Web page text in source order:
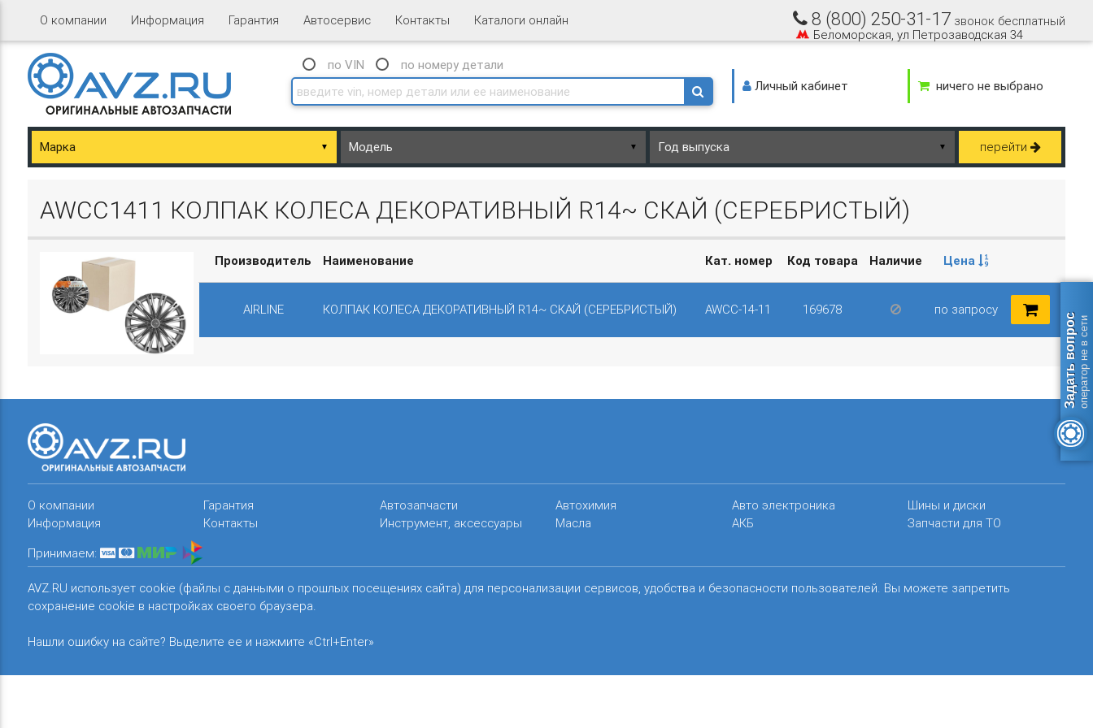
О компании Информация Гарантия Автосервис Контакты Каталоги онлайн
Basket.php
8 (800) 250-31-17 звонок бесплатный
Беломорская, ул Петрозаводская 34
по VIN
по номеру детали
Личный кабинет
ничего не выбрано
▼ ▼ ▼ перейти
AWCC1411 КОЛПАК КОЛЕСА ДЕКОРАТИВНЫЙ R14~ СКАЙ (СЕРЕБРИСТЫЙ)
Производитель Наименование Кат. номер Код товара Наличие Цена
AIRLINE КОЛПАК КОЛЕСА ДЕКОРАТИВНЫЙ R14~ СКАЙ (СЕРЕБРИСТЫЙ) AWCC-14-11 169678 по запросу
О компании
Информация
Гарантия
Контакты
Автозапчасти
Инструмент, аксессуары
Автохимия
Масла
Авто электроника
АКБ
Шины и диски
Запчасти для ТО
Принимаем:
AVZ.RU использует cookie (файлы с данными о прошлых посещениях сайта) для персонализации сервисов, удобства и безопасности пользователей. Вы можете запретить
сохранение cookie в настройках своего браузера.
Нашли ошибку на сайте? Выделите ее и нажмите «Ctrl+Enter»
Задать вопросоператор не в сети